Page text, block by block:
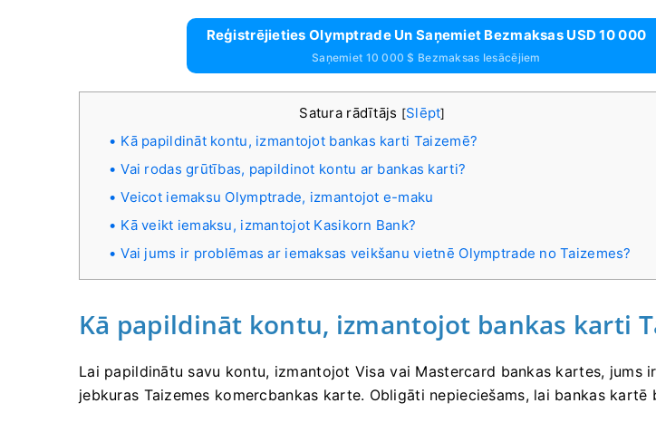
Reģistrējieties Olymptrade Un Saņemiet Bezmaksas USD 10 000
Saņemiet 10 000 $ Bezmaksas Iesācējiem
Satura rādītājs [Slēpt]
Kā papildināt kontu, izmantojot bankas karti Taizemē?
Vai rodas grūtības, papildinot kontu ar bankas karti?
Veicot iemaksu Olymptrade, izmantojot e-maku
Kā veikt iemaksu, izmantojot Kasikorn Bank?
Vai jums ir problēmas ar iemaksas veikšanu vietnē Olymptrade no Taizemes?
Kā papildināt kontu, izmantojot bankas karti
Lai papildinātu savu kontu, izmantojot Visa vai Mastercard bankas kartes, jums
jebkuras Taizemes komercbankas karte. Obligāti nepieciešams, lai bankas kartē